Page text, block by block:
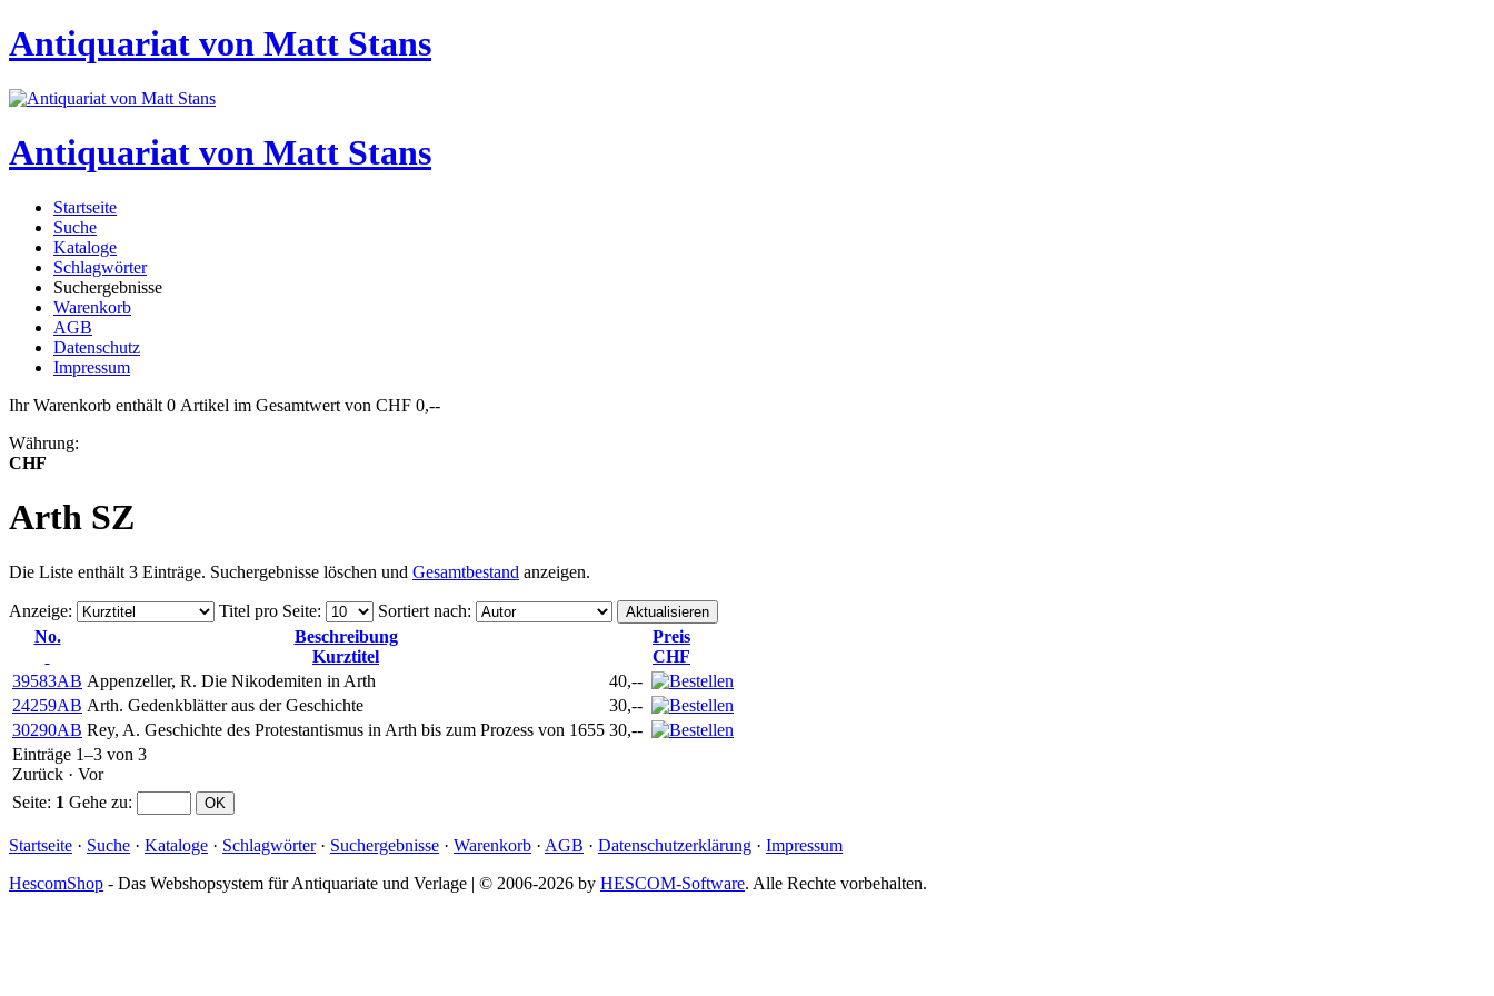
Antiquariat von Matt Stans
Antiquariat von Matt Stans
Startseite
Suche
Kataloge
Schlagwörter
Suchergebnisse
Warenkorb
AGB
Datenschutz
Impressum
Ihr Warenkorb enthält 0 Artikel im Gesamtwert von CHF 0,--
Währung:
CHF
Arth SZ
Die Liste enthält 3 Einträge. Suchergebnisse löschen und Gesamtbestand anzeigen.
Anzeige: Titel pro Seite: Sortiert nach:
No.
Beschreibung
Kurztitel
Preis
CHF
39583AB Appenzeller, R. Die Nikodemiten in Arth
40,--
24259AB Arth. Gedenkblätter aus der Geschichte
30,--
30290AB Rey, A. Geschichte des Protestantismus in Arth bis zum Prozess von 1655 30,--
Einträge 1–3 von 3
Zurück · Vor
Seite: 1 Gehe zu:
Startseite · Suche · Kataloge · Schlagwörter· Suchergebnisse · Warenkorb · AGB · Datenschutzerklärung · Impressum
HescomShop - Das Webshopsystem für Antiquariate und Verlage | © 2006-2026 by HESCOM-Software. Alle Rechte vorbehalten.